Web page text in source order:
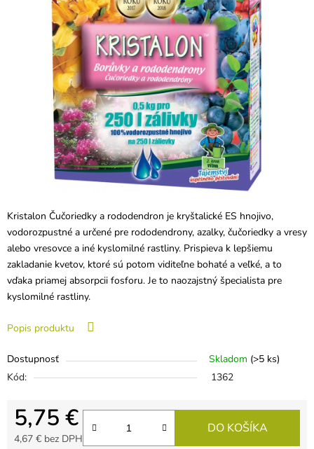
Kristalon Čučoriedky a rododendron je kryštalické ES hnojivo,
vodorozpustné a určené pre rododendrony, azalky, čučoriedky a vresy
alebo vresovce a iné kyslomilné rastliny. Prispieva k lepšiemu
zakladanie kvetov, ktoré sú potom viditeľne bohaté a veľké, a to
vďaka priamej absorpcii fosforu. Je to naozajstný špecialista pre
kyslomilné rastliny.
Popis produktu
Dostupnosť Skladom (>5 ks)
Kód:
1362
5,75 €
4,67 € bez DPH
DO KOŠÍKA
hviezdičiek.